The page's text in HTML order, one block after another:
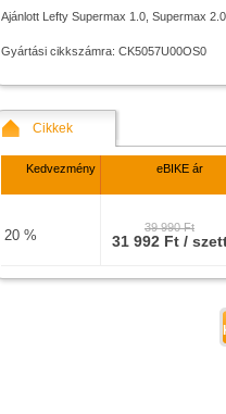
Ajánlott Lefty Supermax 1.0, Supermax
Gyártási cikkszámra: CK5057U00OS0
Cikkek
Kedvezmény eBIKE ár
20 % 39 990 Ft
31 992 Ft /